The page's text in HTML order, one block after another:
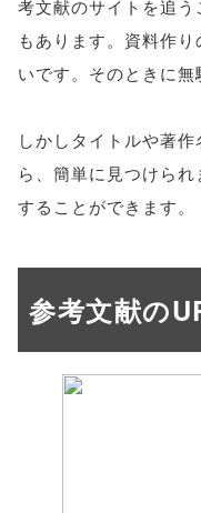
考文献のサイトを追
もあります。資料作
いです。そのときに無
しかしタイトルや著
ら、簡単に見つけら
することができます。
参考文献の